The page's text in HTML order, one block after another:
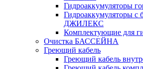
Гидроаккумуляторы
Гидроаккумуляторы с
ДЖИЛЕКС
Комплектующие для
Очистка БАССЕЙНА
Греющий кабель
Греющий кабель